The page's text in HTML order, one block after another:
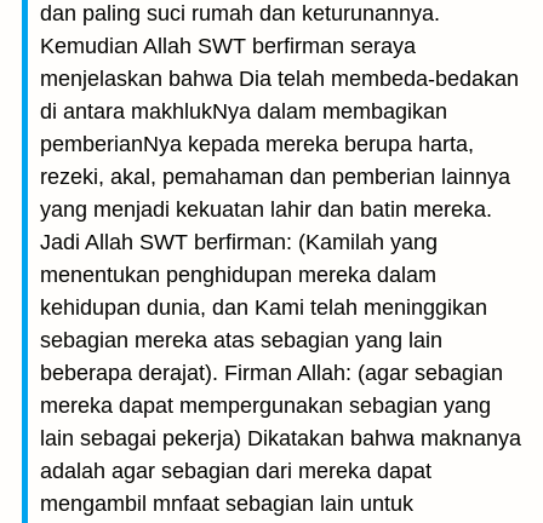
dan paling suci rumah dan keturunannya.
Kemudian Allah SWT berfirman seraya
menjelaskan bahwa Dia telah membeda-bedakan
di antara makhlukNya dalam membagikan
pemberianNya kepada mereka berupa harta,
rezeki, akal, pemahaman dan pemberian lainnya
yang menjadi kekuatan lahir dan batin mereka.
Jadi Allah SWT berfirman: (Kamilah yang
menentukan penghidupan mereka dalam
kehidupan dunia, dan Kami telah meninggikan
sebagian mereka atas sebagian yang lain
beberapa derajat). Firman Allah: (agar sebagian
mereka dapat mempergunakan sebagian yang
lain sebagai pekerja) Dikatakan bahwa maknanya
adalah agar sebagian dari mereka dapat
mengambil mnfaat sebagian lain untuk